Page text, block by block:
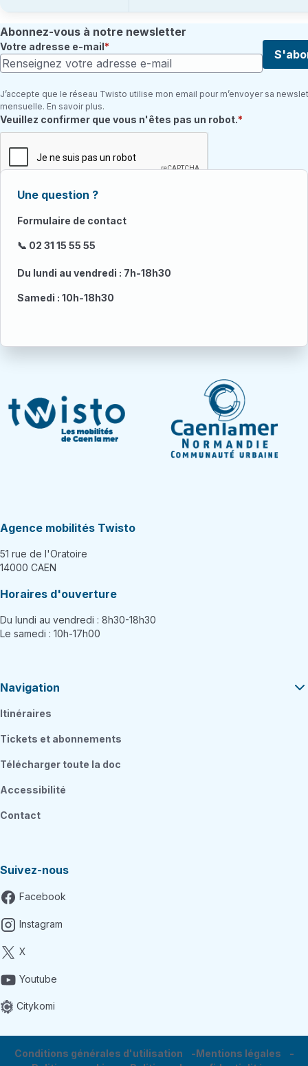
Abonnez-vous à notre newsletter
Votre adresse e-mail
J’accepte que le réseau Twisto utilise mon email pour m’envoyer sa
mensuelle. En savoir plus.
Champ requis
Veuillez confirmer que vous n'êtes pas un robot.
Une question ?
Formulaire de contact
📞 02 31 15 55 55
Du lundi au vendredi : 7h-18h30
Samedi : 10h-18h30
Agence mobilités Twisto
51 rue de l'Oratoire
14000 CAEN
Horaires d'ouverture
Du lundi au vendredi : 8h30-18h30
Le samedi : 10h-17h00
Navigation
Itinéraires
Tickets et abonnements
Télécharger toute la doc
Accessibilité
Contact
Suivez-nous
Facebook
Instagram
X
Youtube
Citykomi
Conditions générales d'utilisation
Mentions légales